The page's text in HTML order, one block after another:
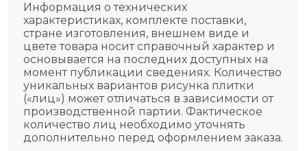
Информация о технических
характеристиках, комплекте поставки,
стране изготовления, внешнем виде и
цвете товара носит справочный характер и
основывается на последних доступных на
момент публикации сведениях. Количество
уникальных вариантов рисунка плитки
(«лиц») может отличаться в зависимости от
производственной партии. Фактическое
количество лиц необходимо уточнять
дополнительно перед оформлением заказа.